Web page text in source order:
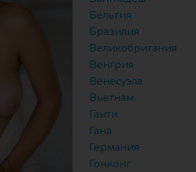
Бельгия
Бразилия
Великобритания
Венгрия
Венесуэла
Вьетнам
Гаити
Гана
Германия
Гонконг